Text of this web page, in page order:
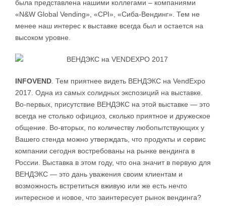
была представлена нашими коллегами – компаниями
«N&W Global Vending», «CPI», «Сиба-Вендинг». Тем не
менее наш интерес к выставке всегда был и остается на
высоком уровне.
INFOVEND . Тем приятнее видеть ВЕНДЭКС на VendExpo
2017. Одна из самых солидных экспозиций на выставке.
Во-первых, присутствие ВЕНДЭКС на этой выставке — это
всегда не столько официоз, сколько приятное и дружеское
общение. Во-вторых, по количеству любопытствующих у
Вашего стенда можно утверждать, что продукты и сервис
компании сегодня востребованы на рынке вендинга в
России. Выставка в этом году, что она значит в первую для
ВЕНДЭКС — это дань уважения своим клиентам и
возможность встретиться вживую или же есть нечто
интересное и новое, что заинтересует рынок вендинга?